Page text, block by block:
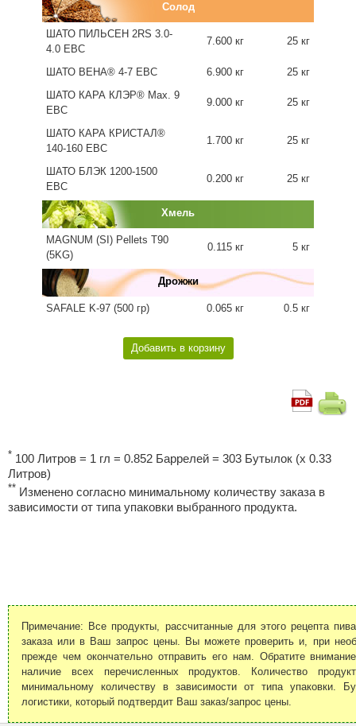
Солод
ШАТО ПИЛЬСЕН 2RS 3.0-
4.0 EBC
7.600 кг 25 кг
ШАТО ВЕНА® 4-7 EBC 6.900 кг
25 кг
ШАТО КАРА КЛЭР® Max. 9
EBC
9.000 кг 25 кг
ШАТО КАРА КРИСТАЛ®
140-160 EBC
1.700 кг 25 кг
ШАТО БЛЭК 1200-1500
EBC
0.200 кг 25 кг
Хмель
MAGNUM (SI) Pellets T90
(5KG)
0.115 кг 5 кг
Дрожжи
SAFALE K-97 (500 гр) 0.065 кг 0.5 кг
* 100 Литров = 1 гл = 0.852 Баррелей = 303 Бутылок (x 0.33
Литров)
** Изменено согласно минимальному количеству заказа в
зависимости от типа упаковки выбранного продукта.
Примечание: Все продукты, рассчитанные для этого рецепта
заказа или в Ваш запрос цены. Вы можете проверить и, при
прежде чем окончательно отправить его нам. Обратите
наличие всех перечисленных продуктов. Количество
минимальному количеству в зависимости от типа упаковки.
логистики, который подтвердит Ваш заказ/запрос цены.